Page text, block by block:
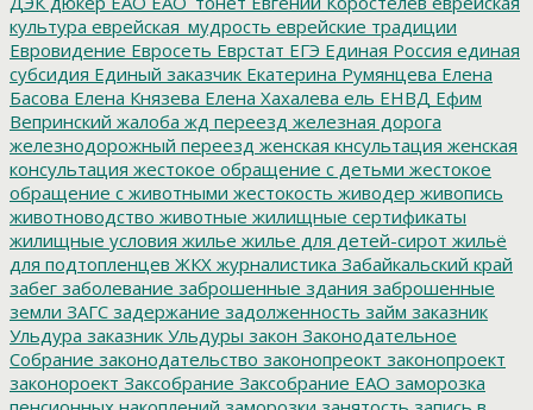
культура еврейская_мудрость еврейские традиции
Евровидение Евросеть Еврстат ЕГЭ Единая Россия единая
субсидия Единый заказчик Екатерина Румянцева Елена
Басова Елена Князева Елена Хахалева ель ЕНВД Ефим
Вепринский жалоба жд переезд железная дорога
железнодорожный переезд женская кнсультация женская
консультация жестокое обращение с детьми жестокое
обращение с животными жестокость живодер живопись
животноводство животные жилищные сертификаты
жилищные условия жилье жилье для детей-сирот жильё
для подтопленцев ЖКХ журналистика Забайкальский край
забег заболевание заброшенные здания заброшенные
земли ЗАГС задержание задолженность займ заказник
Ульдура заказник Ульдуры закон Законодательное
Собрание законодательство законопреокт законопроект
законороект Заксобрание Заксобрание ЕАО заморозка